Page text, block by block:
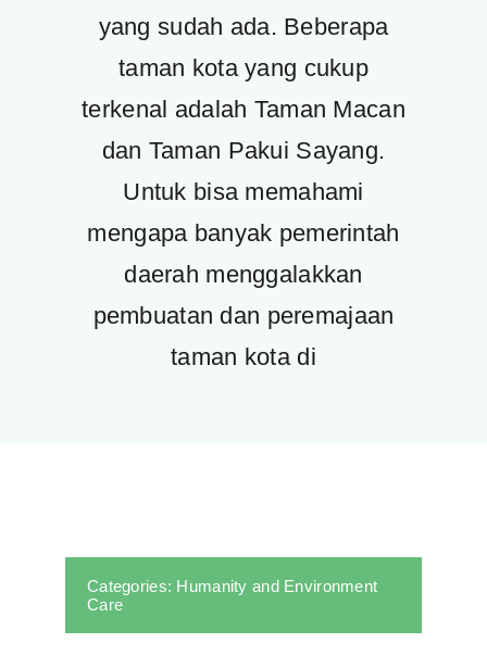
yang sudah ada. Beberapa
taman kota yang cukup
terkenal adalah Taman Macan
dan Taman Pakui Sayang.
Untuk bisa memahami
mengapa banyak pemerintah
daerah menggalakkan
pembuatan dan peremajaan
taman kota di
Categories: Humanity and Environment
Care